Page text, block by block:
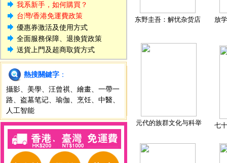
我系新手，如何購買？
台灣/香港免運費政策
優惠券激活及使用方式
全面服務保障、退換貨政策
送貨上門及超商取貨方式
熱搜關鍵字 ：
攝影
美學 汪曾祺 繪畫
一帶一
路
盗墓笔记 瑜伽 烹饪 中醫
人工智能
东野圭吾：解忧杂货店 放
元代的族群文化与科举 七